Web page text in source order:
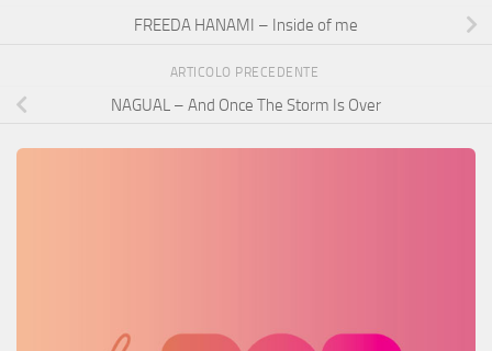
FREEDA HANAMI – Inside of me
ARTICOLO PRECEDENTE
NAGUAL – And Once The Storm Is Over